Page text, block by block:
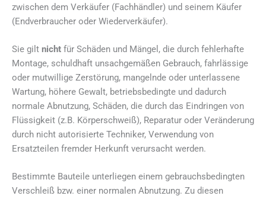
zwischen dem Verkäufer (Fachhändler) und seinem Käufer
(Endverbraucher oder Wiederverkäufer).
Sie gilt nicht für Schäden und Mängel, die durch fehlerhafte
Montage, schuldhaft unsachgemäßen Gebrauch, fahrlässige
oder mutwillige Zerstörung, mangelnde oder unterlassene
Wartung, höhere Gewalt, betriebsbedingte und dadurch
normale Abnutzung, Schäden, die durch das Eindringen von
Flüssigkeit (z.B. Körperschweiß), Reparatur oder Veränderung
durch nicht autorisierte Techniker, Verwendung von
Ersatzteilen fremder Herkunft verursacht werden.
Bestimmte Bauteile unterliegen einem gebrauchsbedingten
Verschleiß bzw. einer normalen Abnutzung. Zu diesen